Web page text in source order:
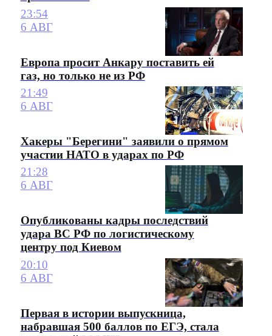
23:54
6 АВГ
Европа просит Анкару поставить ей
газ, но только не из РФ
21:49
6 АВГ
Хакеры "Берегини" заявили о прямом
участии НАТО в ударах по РФ
21:28
6 АВГ
Опубликованы кадры последствий
удара ВС РФ по логистическому
центру под Киевом
20:10
6 АВГ
Первая в истории выпускница,
набравшая 500 баллов по ЕГЭ, стала